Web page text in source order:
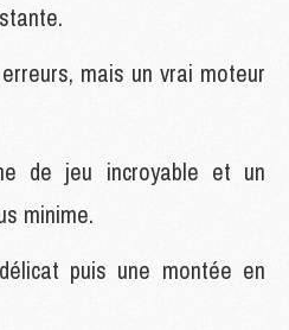
mais un vrai moteur
de jeu incroyable et un
minime.
puis une montée en